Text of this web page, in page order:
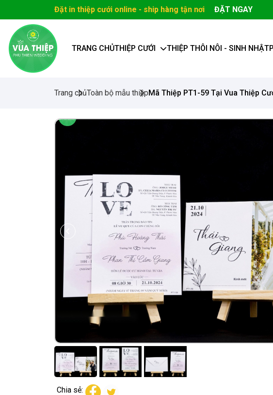
Đặt in thiệp cưới online - ship hàng tận nơi ĐẶT NGAY
TRANG CHỦTHIỆP CƯỚI THIỆP THÔI NÔI - SINH NHẬT
Trang chủToàn bộ mẫu thiệpMã Thiệp PT1-59 Tại Vua Thiệp
Chia sẻ: